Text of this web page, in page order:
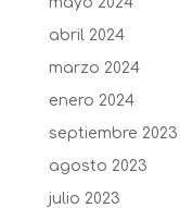
abril 2024
marzo 2024
enero 2024
septiembre 2023
agosto 2023
julio 2023